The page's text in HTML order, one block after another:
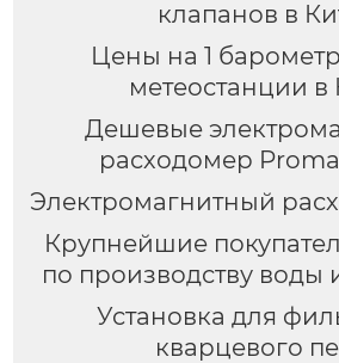
клапанов в
Цены на 1
метеостанции в
Дешевые
расходомер
Электромагнитный
Крупнейшие
по производству воды
Установка для
кварцевого